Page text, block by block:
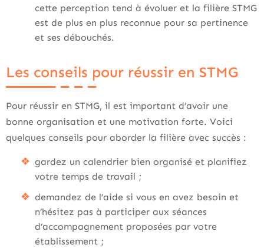
cette perception tend à évoluer et la filière STMG
est de plus en plus reconnue pour sa pertinence
et ses débouchés.
Les conseils pour réussir en STMG
Pour réussir en STMG, il est important d’avoir une
bonne organisation et une motivation forte. Voici
quelques conseils pour aborder la filière avec succès :
gardez un calendrier bien organisé et planifiez
votre temps de travail ;
demandez de l’aide si vous en avez besoin et
n’hésitez pas à participer aux séances
d’accompagnement proposées par votre
établissement ;